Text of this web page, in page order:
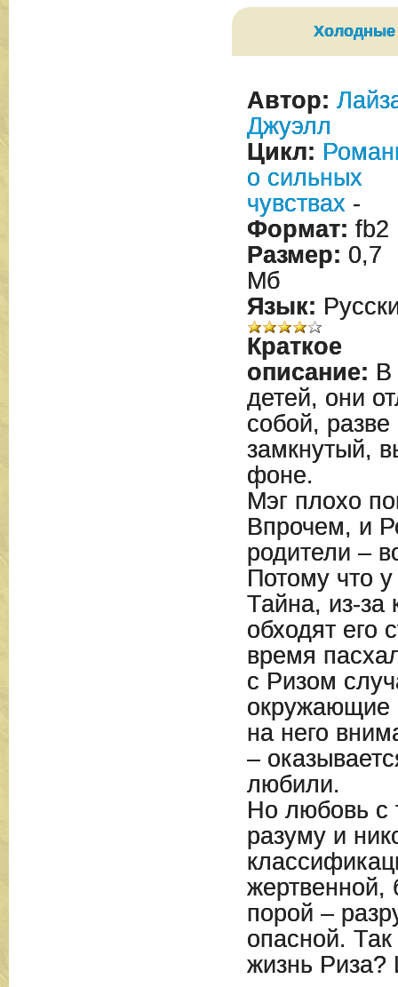
Холодные
Автор:
Джуэлл
Цикл:
о сильных
чувствах -
Формат: fb2
Размер: 0,7
Мб
Язык:
Краткое
описание: В
детей, они
собой,
замкнутый,
фоне.
Мэг плохо
Впрочем, и
родители –
Потому что
Тайна, из-за
обходят его
время
с Ризом
окружающие
на него
–
любили.
Но любовь с
разуму и
жертвенной,
порой –
опасной.
жизнь